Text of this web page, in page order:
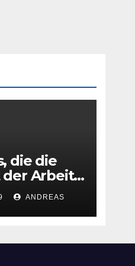
die die
Arbeit
ANDREAS